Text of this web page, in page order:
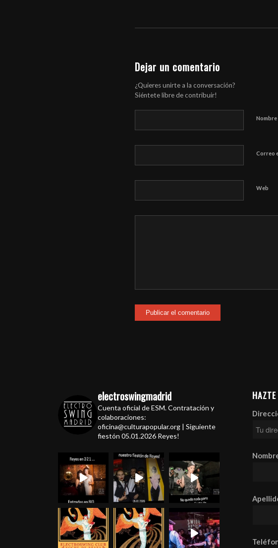
Dejar un comentario
¿Quieres unirte a la conversación?
Siéntete libre de contribuir!
Nombre
Correo
Web
electroswingmadrid
Cuenta oficial de ESM. Contratación y
colaboraciones:
oficina@culturapopular.org | Siguiente
fiestón 05.01.2026 Reyes!